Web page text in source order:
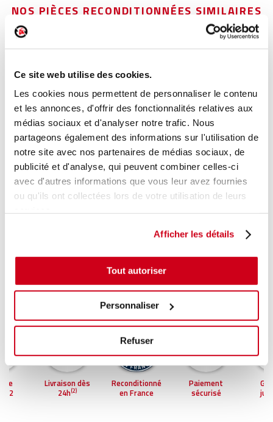
Ce site web utilise des cookies.
Les cookies nous permettent de personnaliser le contenu
et les annonces, d'offrir des fonctionnalités relatives aux
médias sociaux et d'analyser notre trafic. Nous
partageons également des informations sur l'utilisation de
notre site avec nos partenaires de médias sociaux, de
publicité et d'analyse, qui peuvent combiner celles-ci
avec d'autres informations que vous leur avez fournies
ou qu'ils ont collectées lors de votre utilisation de leurs
Afficher les détails
Tout autoriser
Personnaliser
Refuser
NOS PIÈCES RECONDITIONNÉES SIMILAIRES
Lève-vitre électrique arrière droit
Réf. :185045
Modèle d'origine : RENAULT CLIO 4 2016 - 202003
Modèle de provenance
Caractéristiques techniques
En stock 23,00 € TTC
AJOUTER AU PANIER
2
Livraison dès
24h(2)
Reconditionné
en France
Paiement
sécurisé